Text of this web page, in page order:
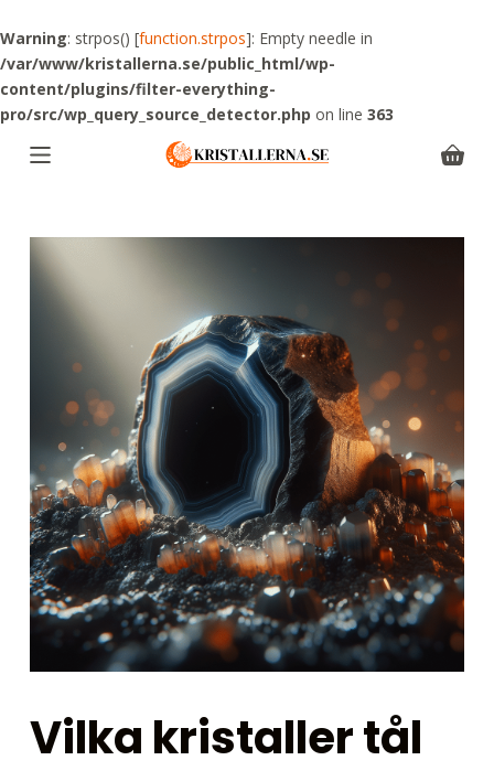
Warning: strpos() [function.strpos]: Empty needle in
/var/www/kristallerna.se/public_html/wp-
content/plugins/filter-everything-
pro/src/wp_query_source_detector.php on line 363
k
i
p
t
o
Vilka kristaller tål